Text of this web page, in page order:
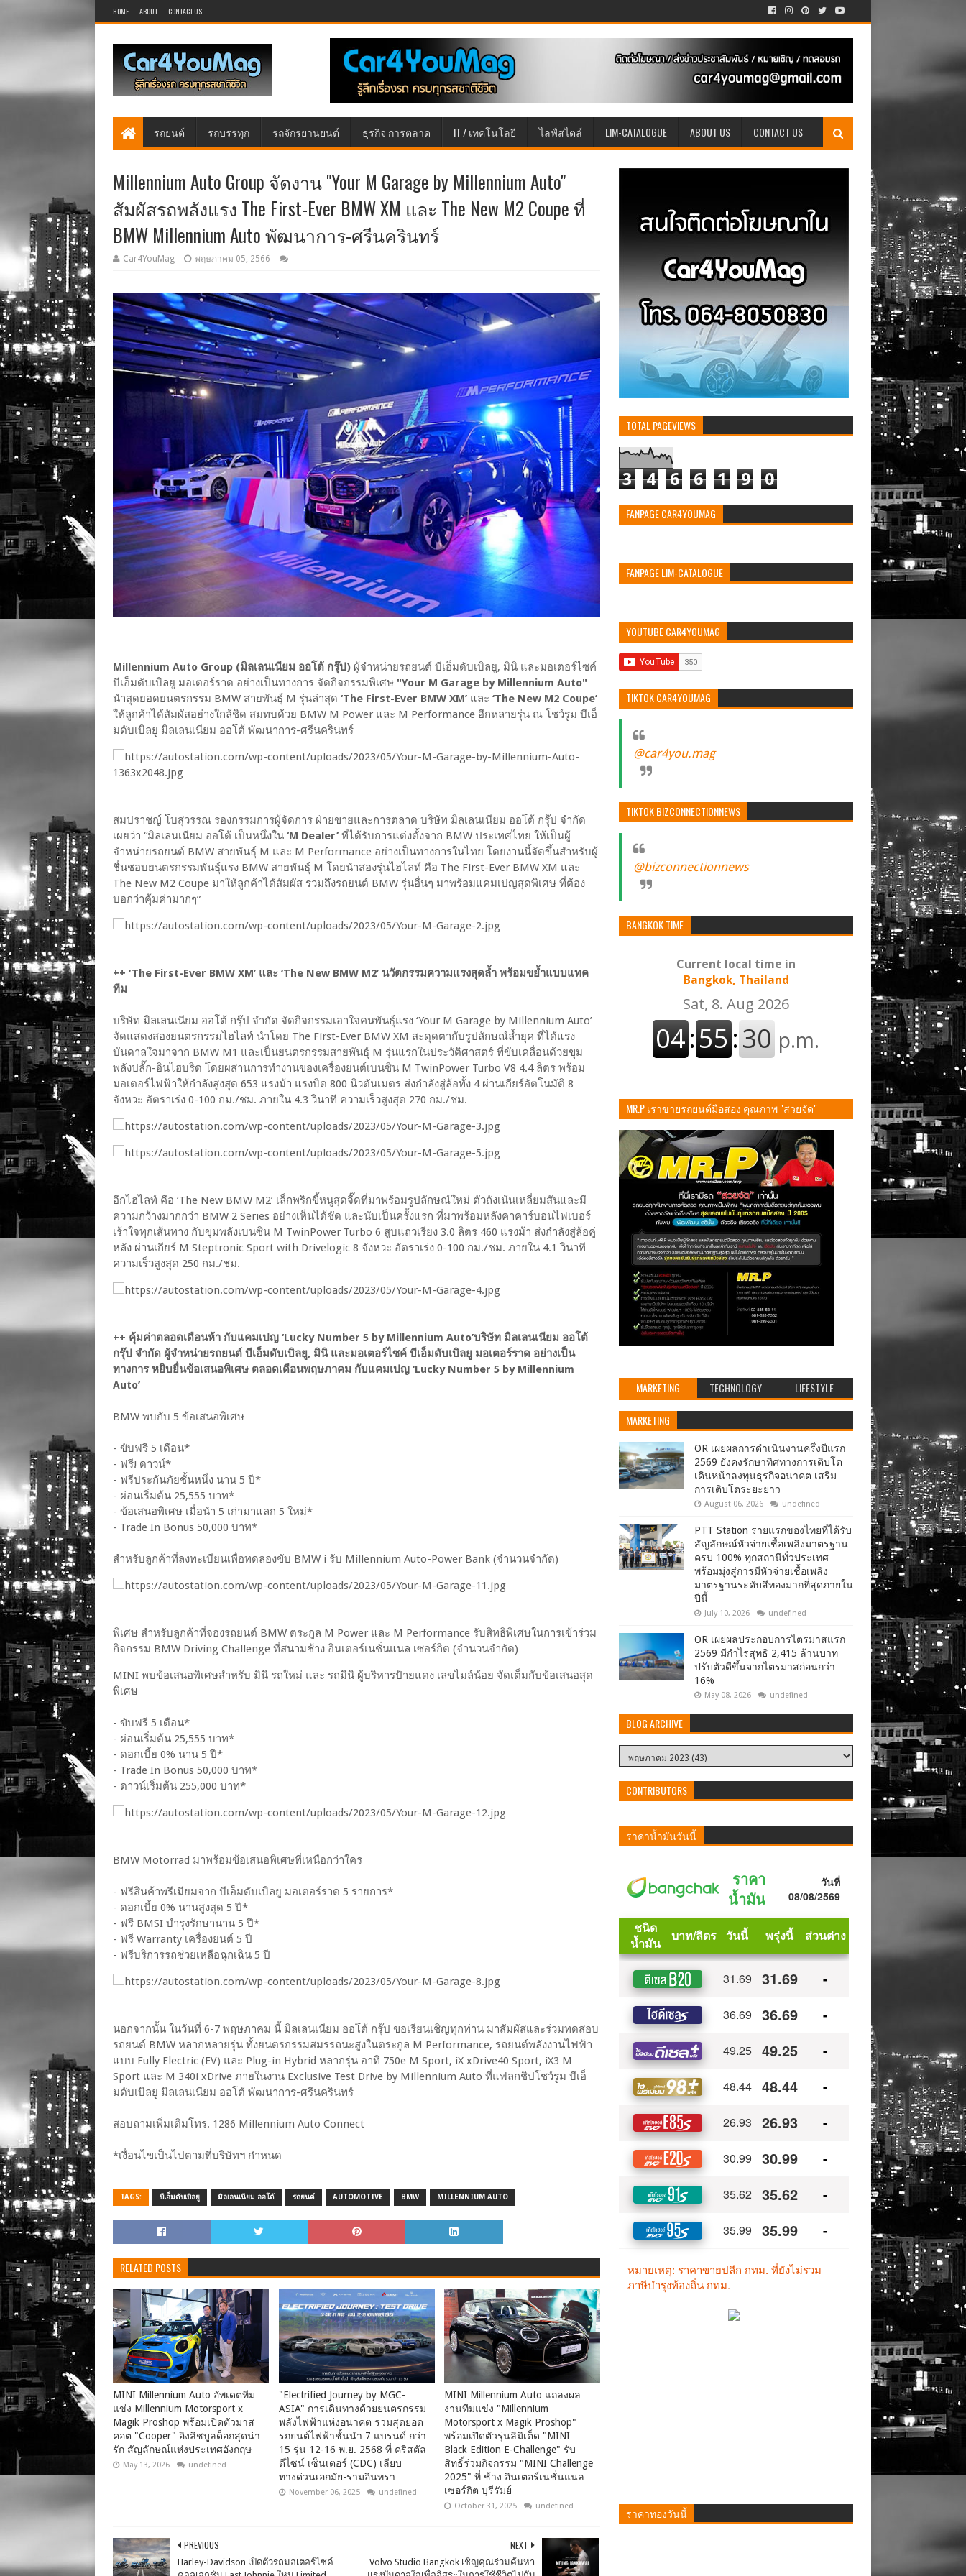
HOME ABOUT CONTACT US
รถยนต์ รถบรรทุก รถจักรยานยนต์ ธุรกิจ การตลาด IT / เทคโนโลยี ไลฟ์สไตล์ LIM-CATALOGUE ABOUT US CONTACT US
Millennium Auto Group จัดงาน "Your M Garage by Millennium Auto"
สัมผัสรถพลังแรง The First-Ever BMW XM และ The New M2 Coupe ที่
BMW Millennium Auto พัฒนาการ-ศรีนครินทร์
Car4YouMag พฤษภาคม 05, 2566
Millennium Auto Group (มิลเลนเนียม ออโต้ กรุ๊ป) ผู้จำหน่ายรถยนต์ บีเอ็มดับเบิลยู, มินิ และมอเตอร์ไซค์
บีเอ็มดับเบิลยู มอเตอร์ราด อย่างเป็นทางการ จัดกิจกรรมพิเศษ "Your M Garage by Millennium Auto"
นำสุดยอดยนตรกรรม BMW สายพันธุ์ M รุ่นล่าสุด ‘The First-Ever BMW XM’ และ ‘The New M2 Coupe’
ให้ลูกค้าได้สัมผัสอย่างใกล้ชิด สมทบด้วย BMW M Power และ M Performance อีกหลายรุ่น ณ โชว์รูม บีเอ็
มดับเบิลยู มิลเลนเนียม ออโต้ พัฒนาการ-ศรีนครินทร์
สมปราชญ์ โบสุวรรณ รองกรรมการผู้จัดการ ฝ่ายขายและการตลาด บริษัท มิลเลนเนียม ออโต้ กรุ๊ป จำกัด
เผยว่า “มิลเลนเนียม ออโต้ เป็นหนึ่งใน ‘M Dealer’ ที่ได้รับการแต่งตั้งจาก BMW ประเทศไทย ให้เป็นผู้
จำหน่ายรถยนต์ BMW สายพันธุ์ M และ M Performance อย่างเป็นทางการในไทย โดยงานนี้จัดขึ้นสำหรับผู้
ชื่นชอบยนตรกรรมพันธุ์แรง BMW สายพันธุ์ M โดยนำสองรุ่นไฮไลท์ คือ The First-Ever BMW XM และ
The New M2 Coupe มาให้ลูกค้าได้สัมผัส รวมถึงรถยนต์ BMW รุ่นอื่นๆ มาพร้อมแคมเปญสุดพิเศษ ที่ต้อง
บอกว่าคุ้มค่ามากๆ”
++ ‘The First-Ever BMW XM’ และ ‘The New BMW M2’ นวัตกรรมความแรงสุดล้ำ พร้อมขย้ำแบบแทค
ทีม
บริษัท มิลเลนเนียม ออโต้ กรุ๊ป จำกัด จัดกิจกรรมเอาใจคนพันธุ์แรง ‘Your M Garage by Millennium Auto’
จัดแสดงสองยนตรกรรมไฮไลท์ นำโดย The First-Ever BMW XM สะดุดตากับรูปลักษณ์ล้ำยุค ที่ได้แรง
บันดาลใจมาจาก BMW M1 และเป็นยนตรกรรมสายพันธุ์ M รุ่นแรกในประวัติศาสตร์ ที่ขับเคลื่อนด้วยขุม
พลังปลั๊ก-อินไฮบริด โดยผสานการทำงานของเครื่องยนต์เบนซิน M TwinPower Turbo V8 4.4 ลิตร พร้อม
มอเตอร์ไฟฟ้าให้กำลังสูงสุด 653 แรงม้า แรงบิด 800 นิวตันเมตร ส่งกำลังสู่ล้อทั้ง 4 ผ่านเกียร์อัตโนมัติ 8
จังหวะ อัตราเร่ง 0-100 กม./ชม. ภายใน 4.3 วินาที ความเร็วสูงสุด 270 กม./ชม.
อีกไฮไลท์ คือ ‘The New BMW M2’ เล็กพริกขี้หนูสุดจี๊ดที่มาพร้อมรูปลักษณ์ใหม่ ตัวถังเน้นเหลี่ยมสันและมี
ความกว้างมากกว่า BMW 2 Series อย่างเห็นได้ชัด และนับเป็นครั้งแรก ที่มาพร้อมหลังคาคาร์บอนไฟเบอร์
เร้าใจทุกเส้นทาง กับขุมพลังเบนซิน M TwinPower Turbo 6 สูบแถวเรียง 3.0 ลิตร 460 แรงม้า ส่งกำลังสู่ล้อคู่
หลัง ผ่านเกียร์ M Steptronic Sport with Drivelogic 8 จังหวะ อัตราเร่ง 0-100 กม./ชม. ภายใน 4.1 วินาที
ความเร็วสูงสุด 250 กม./ชม.
++ คุ้มค่าตลอดเดือนห้า กับแคมเปญ ‘Lucky Number 5 by Millennium Auto’บริษัท มิลเลนเนียม ออโต้
กรุ๊ป จำกัด ผู้จำหน่ายรถยนต์ บีเอ็มดับเบิลยู, มินิ และมอเตอร์ไซค์ บีเอ็มดับเบิลยู มอเตอร์ราด อย่างเป็น
ทางการ หยิบยื่นข้อเสนอพิเศษ ตลอดเดือนพฤษภาคม กับแคมเปญ ‘Lucky Number 5 by Millennium
Auto’
BMW พบกับ 5 ข้อเสนอพิเศษ
- ขับฟรี 5 เดือน*
- ฟรี! ดาวน์*
- ฟรีประกันภัยชั้นหนึ่ง นาน 5 ปี*
- ผ่อนเริ่มต้น 25,555 บาท*
- ข้อเสนอพิเศษ เมื่อนำ 5 เก่ามาแลก 5 ใหม่*
- Trade In Bonus 50,000 บาท*
สำหรับลูกค้าที่ลงทะเบียนเพื่อทดลองขับ BMW i รับ Millennium Auto-Power Bank (จำนวนจำกัด)
พิเศษ สำหรับลูกค้าที่จองรถยนต์ BMW ตระกูล M Power และ M Performance รับสิทธิพิเศษในการเข้าร่วม
กิจกรรม BMW Driving Challenge ที่สนามช้าง อินเตอร์เนชั่นแนล เซอร์กิต (จำนวนจำกัด)
MINI พบข้อเสนอพิเศษสำหรับ มินิ รถใหม่ และ รถมินิ ผู้บริหารป้ายแดง เลขไมล์น้อย จัดเต็มกับข้อเสนอสุด
พิเศษ
- ขับฟรี 5 เดือน*
- ผ่อนเริ่มต้น 25,555 บาท*
- ดอกเบี้ย 0% นาน 5 ปี*
- Trade In Bonus 50,000 บาท*
- ดาวน์เริ่มต้น 255,000 บาท*
BMW Motorrad มาพร้อมข้อเสนอพิเศษที่เหนือกว่าใคร
- ฟรีสินค้าพรีเมียมจาก บีเอ็มดับเบิลยู มอเตอร์ราด 5 รายการ*
- ดอกเบี้ย 0% นานสูงสุด 5 ปี*
- ฟรี BMSI บำรุงรักษานาน 5 ปี*
- ฟรี Warranty เครื่องยนต์ 5 ปี
- ฟรีบริการรถช่วยเหลือฉุกเฉิน 5 ปี
นอกจากนั้น ในวันที่ 6-7 พฤษภาคม นี้ มิลเลนเนียม ออโต้ กรุ๊ป ขอเรียนเชิญทุกท่าน มาสัมผัสและร่วมทดสอบ
รถยนต์ BMW หลากหลายรุ่น ทั้งยนตรกรรมสมรรถนะสูงในตระกูล M Performance, รถยนต์พลังงานไฟฟ้า
แบบ Fully Electric (EV) และ Plug-in Hybrid หลากรุ่น อาทิ 750e M Sport, iX xDrive40 Sport, iX3 M
Sport และ M 340i xDrive ภายในงาน Exclusive Test Drive by Millennium Auto ที่แฟลกชิปโชว์รูม บีเอ็
มดับเบิลยู มิลเลนเนียม ออโต้ พัฒนาการ-ศรีนครินทร์
สอบถามเพิ่มเติมโทร. 1286 Millennium Auto Connect
*เงื่อนไขเป็นไปตามที่บริษัทฯ กำหนด
TAGS: บีเอ็มดับเบิลยู มิลเลนเนียม ออโต้ รถยนต์ AUTOMOTIVE BMW MILLENNIUM AUTO
RELATED POSTS
MINI Millennium Auto อัพเดตทีม
แข่ง Millennium Motorsport x
Magik Proshop พร้อมเปิดตัวมาส
คอต "Cooper" อิงลิชบูลด็อกสุดน่า
รัก สัญลักษณ์แห่งประเทศอังกฤษ
May 13, 2026 undefined
"Electrified Journey by MGC-
ASIA" การเดินทางด้วยยนตรกรรม
พลังไฟฟ้าแห่งอนาคต รวมสุดยอด
รถยนต์ไฟฟ้าชั้นนำ 7 แบรนด์ กว่า
15 รุ่น 12-16 พ.ย. 2568 ที่ คริสตัล
ดีไซน์ เซ็นเตอร์ (CDC) เลียบ
ทางด่วนเอกมัย-รามอินทรา
November 06, 2025 undefined
MINI Millennium Auto แถลงผล
งานทีมแข่ง "Millennium
Motorsport x Magik Proshop"
พร้อมเปิดตัวรุ่นลิมิเต็ด "MINI
Black Edition E-Challenge" รับ
สิทธิ์ร่วมกิจกรรม "MINI Challenge
2025" ที่ ช้าง อินเตอร์เนชั่นแนล
เซอร์กิต บุรีรัมย์
October 31, 2025 undefined
NEXT
Volvo Studio Bangkok เชิญคุณร่วมค้นหา
PREVIOUS
Harley-Davidson เปิดตัวรถมอเตอร์ไซค์
TOTAL PAGEVIEWS
3 4 6 6 1 9 0
FANPAGE CAR4YOUMAG
FANPAGE LIM-CATALOGUE
YOUTUBE CAR4YOUMAG
TIKTOK CAR4YOUMAG
@car4you.mag
TIKTOK BIZCONNECTIONNEWS
@bizconnectionnews
BANGKOK TIME
Current local time in
Bangkok, Thailand
MR.P เราขายรถยนต์มือสอง คุณภาพ "สวยจัด"
MARKETING TECHNOLOGY LIFESTYLE
MARKETING
OR เผยผลการดำเนินงานครึ่งปีแรก
2569 ยังคงรักษาทิศทางการเติบโต
เดินหน้าลงทุนธุรกิจอนาคต เสริม
การเติบโตระยะยาว
August 06, 2026 undefined
PTT Station รายแรกของไทยที่ได้รับ
สัญลักษณ์หัวจ่ายเชื้อเพลิงมาตรฐาน
ครบ 100% ทุกสถานีทั่วประเทศ
พร้อมมุ่งสู่การมีหัวจ่ายเชื้อเพลิง
มาตรฐานระดับสีทองมากที่สุดภายใน
ปีนี้
July 10, 2026 undefined
OR เผยผลประกอบการไตรมาสแรก
2569 มีกำไรสุทธิ 2,415 ล้านบาท
ปรับตัวดีขึ้นจากไตรมาสก่อนกว่า
16%
May 08, 2026 undefined
BLOG ARCHIVE
CONTRIBUTORS
ราคาน้ำมันวันนี้
ราคาทองวันนี้